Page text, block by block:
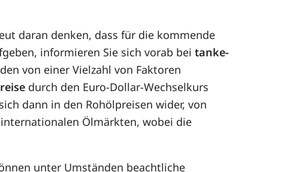
daran denken, dass für die kommende
informieren Sie sich vorab beitanke-
von einer Vielzahl von Faktoren
durch den Euro-Dollar-Wechselkurs
dann in den Rohölpreisen wider, von
Ölmärkten, wobei die
unter Umständen beachtliche